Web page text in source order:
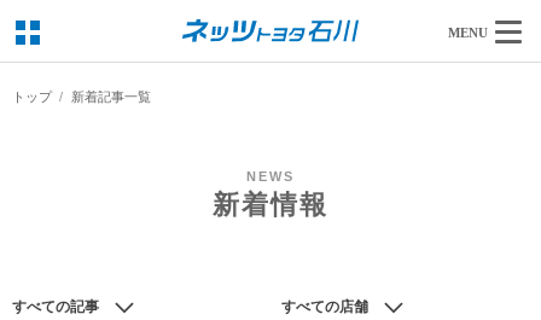
MENU
トップ 新着記事一覧
NEWS
新着情報
すべての記事 すべての店舗